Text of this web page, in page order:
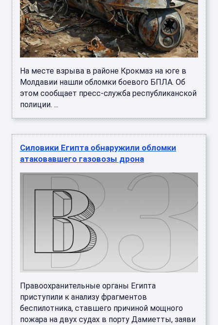
На месте взрыва в районе Крокмаз на юге в
Молдавии нашли обломки боевого БПЛА. Об
этом сообщает пресс-служба республиканской
полиции. ...
Силовики Египта обнаружили обломки
атаковавшего газовозы дрона
Правоохранительные органы Египта
приступили к анализу фрагментов
беспилотника, ставшего причиной мощного
пожара на двух судах в порту Дамиетты, заяви